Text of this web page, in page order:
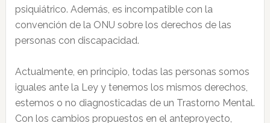
psiquiátrico. Además, es incompatible con la
convención de la ONU sobre los derechos de las
personas con discapacidad.
Actualmente, en principio, todas las personas somos
iguales ante la Ley y tenemos los mismos derechos,
estemos o no diagnosticadas de un Trastorno Mental.
Con los cambios propuestos en el anteproyecto,